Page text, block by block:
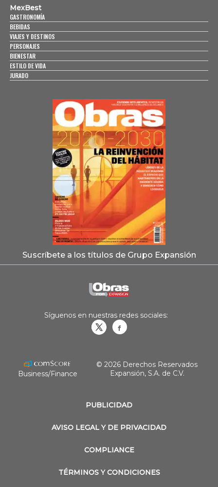
MexBest
GASTRONOMÍA
BEBIDAS
VIAJES Y DESTINOS
PERSONAJES
BIENESTAR
ESTILO DE VIDA
JURADO
Suscríbete a los títulos de Grupo Expansión
PUBLICIDAD
AVISO LEGAL Y DE PRIVACIDAD
COMPLIANCE
TÉRMINOS Y CONDICIONES
Síguenos en nuestras redes sociales:
Business/Finance
© 2026 Derechos Reservados
Expansión, S.A. de C.V.